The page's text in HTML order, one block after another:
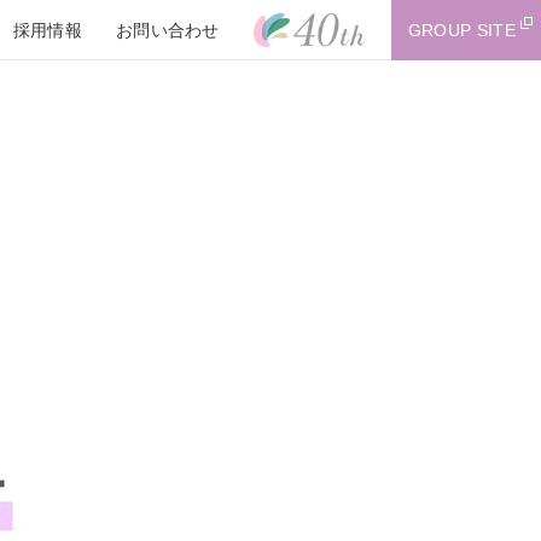
採用情報 お問い合わせ GROUP SITE